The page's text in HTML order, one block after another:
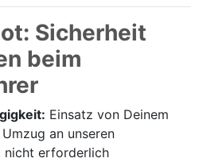
Sicherheit
beim
Einsatz von Deinem
an unseren
nicht erforderlich